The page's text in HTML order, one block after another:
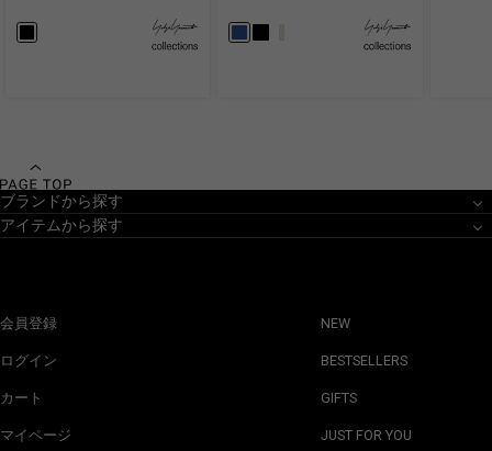
ブランドから探す
アイテムから探す
会員登録
ログイン
カート
マイページ
NEW
BESTSELLERS
GIFTS
JUST FOR YOU